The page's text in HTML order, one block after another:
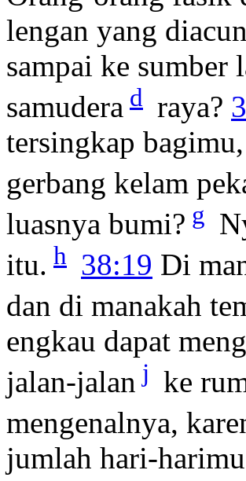
lengan yang
sampai ke sumber
samudera d raya?
tersingkap
gerbang kelam
luasnya bumi? g
itu. h 38:19 Di
dan di manakah
engkau dapat
jalan-jalan j ke
mengenalnya,
jumlah hari-